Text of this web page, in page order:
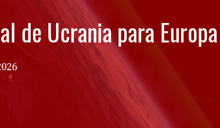
de Ucrania para Europa